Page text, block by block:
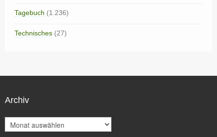
Tagebuch (1.236)
Technisches (27)
Archiv
r